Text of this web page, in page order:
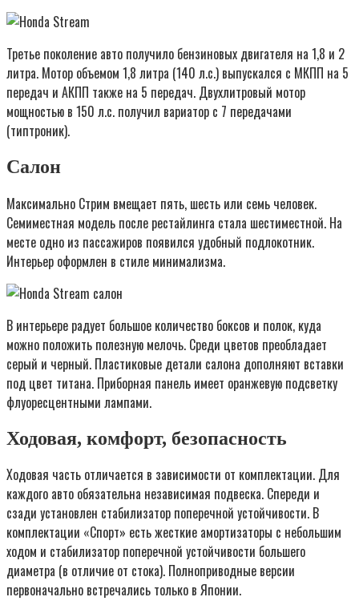
Третье поколение авто получило бензиновых двигателя на 1,8 и 2
литра. Мотор объемом 1,8 литра (140 л.с.) выпускался с МКПП на 5
передач и АКПП также на 5 передач. Двухлитровый мотор
мощностью в 150 л.с. получил вариатор с 7 передачами
(типтроник).
Салон
Максимально Стрим вмещает пять, шесть или семь человек.
Семиместная модель после рестайлинга стала шестиместной. На
месте одно из пассажиров появился удобный подлокотник.
Интерьер оформлен в стиле минимализма.
В интерьере радует большое количество боксов и полок, куда
можно положить полезную мелочь. Среди цветов преобладает
серый и черный. Пластиковые детали салона дополняют вставки
под цвет титана. Приборная панель имеет оранжевую подсветку
флуоресцентными лампами.
Ходовая, комфорт, безопасность
Ходовая часть отличается в зависимости от комплектации. Для
каждого авто обязательна независимая подвеска. Спереди и
сзади установлен стабилизатор поперечной устойчивости. В
комплектации «Спорт» есть жесткие амортизаторы с небольшим
ходом и стабилизатор поперечной устойчивости большего
диаметра (в отличие от стока). Полноприводные версии
первоначально встречались только в Японии.